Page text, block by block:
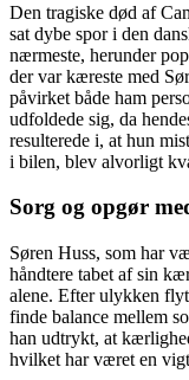
Den tragiske død af
sat dybe spor i den
nærmeste, herunder
der var kæreste med
påvirket både ham
udfoldede sig, da
resulterede i, at hun
i bilen, blev alvorligt
Sorg og opgør
Søren Huss, som har
håndtere tabet af sin
alene. Efter ulykken
finde balance mellem
han udtrykt, at
hvilket har været en